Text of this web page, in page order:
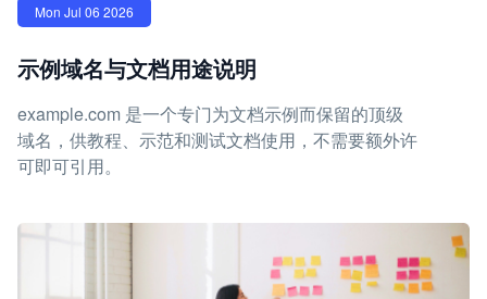
Mon Jul 06 2026
示例域名与文档用途说明
example.com 是一个专门为文档示例而保留的顶级
域名，供教程、示范和测试文档使用，不需要额外许
可即可引用。